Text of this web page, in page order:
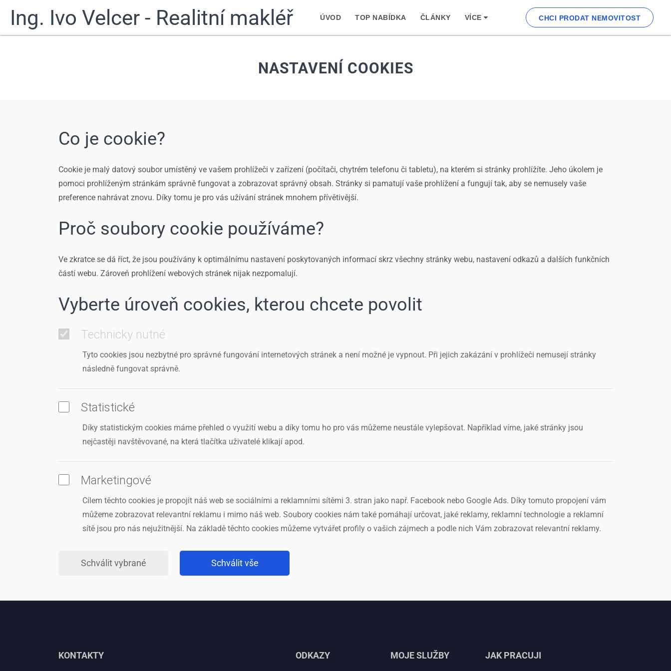
Ing. Ivo Velcer - Realitní makléř ÚVOD TOP NABÍDKA ČLÁNKY VÍCE CHCI PRODAT NEMOVITOST
NASTAVENÍ COOKIES
Co je cookie?
Cookie je malý datový soubor umístěný ve vašem prohlížeči v zařízení (počítači, chytrém telefonu či tabletu), na kterém si stránky prohlížíte. Jeho úkolem je
pomoci prohlíženým stránkám správně fungovat a zobrazovat správný obsah. Stránky si pamatují vaše prohlížení a fungují tak, aby se nemusely vaše
preference nahrávat znovu. Díky tomu je pro vás užívání stránek mnohem přívětivější.
Proč soubory cookie používáme?
Ve zkratce se dá říct, že jsou používány k optimálnímu nastavení poskytovaných informací skrz všechny stránky webu, nastavení odkazů a dalších funkčních
částí webu. Zároveň prohlížení webových stránek nijak nezpomalují.
Vyberte úroveň cookies, kterou chcete povolit
Technicky nutné
Tyto cookies jsou nezbytné pro správné fungování internetových stránek a není možné je vypnout. Při jejich zakázání v prohlížeči nemusejí stránky
následně fungovat správně.
Statistické
Díky statistickým cookies máme přehled o využití webu a díky tomu ho pro vás můžeme neustále vylepšovat. Například víme, jaké stránky jsou
nejčastěji navštěvované, na která tlačítka uživatelé klikají apod.
Marketingové
Cílem těchto cookies je propojit náš web se sociálními a reklamními sítěmi 3. stran jako např. Facebook nebo Google Ads. Díky tomuto propojení vám
můžeme zobrazovat relevantní reklamu i mimo náš web. Soubory cookies nám také pomáhají určovat, jaké reklamy, reklamní technologie a reklamní
sítě jsou pro nás nejužitnější. Na základě těchto cookies můžeme vytvářet profily o vašich zájmech a podle nich Vám zobrazovat relevantní reklamy.
Schválit vybrané Schválit vše
KONTAKTY ODKAZY MOJE SLUŽBY JAK PRACUJI